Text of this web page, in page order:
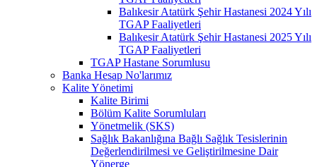
Balıkesir Atatürk Şehir Hastanesi 2024 Yılı
TGAP Faaliyetleri
Balıkesir Atatürk Şehir Hastanesi 2025 Yılı
TGAP Faaliyetleri
TGAP Hastane Sorumlusu
Banka Hesap No'larımız
Kalite Yönetimi
Kalite Birimi
Bölüm Kalite Sorumluları
Yönetmelik (SKS)
Sağlık Bakanlığına Bağlı Sağlık Tesislerinin
Değerlendirilmesi ve Geliştirilmesine Dair
Yönerge